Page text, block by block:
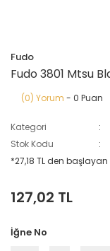
Fudo
Fudo 3801 Mtsu
(0) Yorum - 0 Puan
Kategori
Stok Kodu
*27,18 TL den
127,02 TL
İğne No